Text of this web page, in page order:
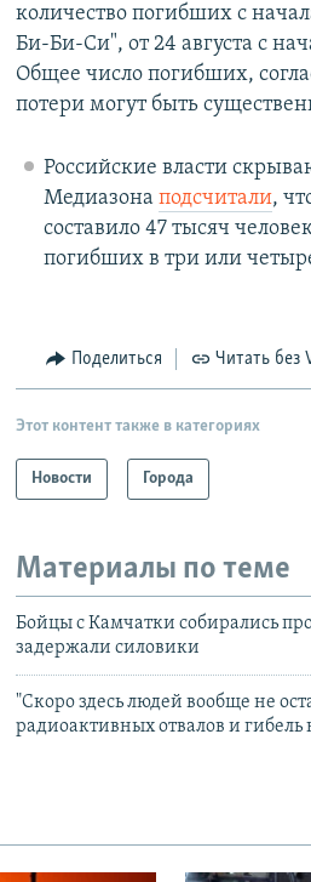
количество погибших с
Би-Би-Си", от 24 августа с
Общее число погибших,
потери могут быть
Российские власти
Медиазона подсчитали,
составило 47 тысяч
погибших в три или
Поделиться Читать без
Этот контент также в категориях
Новости Города
Материалы по теме
Бойцы с Камчатки собирались
задержали силовики
"Скоро здесь людей вообще не
радиоактивных отвалов и гибель